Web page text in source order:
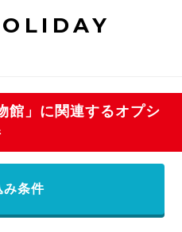
館」に関連するオプシ
み条件